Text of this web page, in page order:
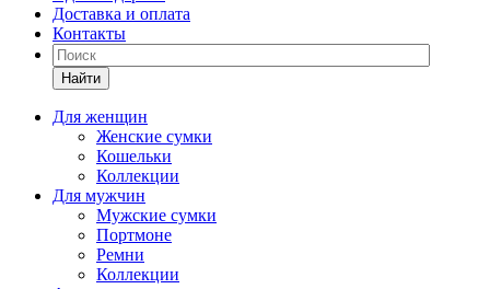
Доставка и оплата
Контакты
Найти
Для женщин
Женские сумки
Кошельки
Коллекции
Для мужчин
Мужские сумки
Портмоне
Ремни
Коллекции